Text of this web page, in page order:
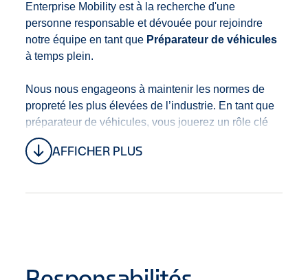
AFFICHER PLUS
Enterprise Mobility est à la recherche d'une
personne responsable et dévouée pour rejoindre
notre équipe en tant que Préparateur de véhicules
à temps plein.
Nous nous engageons à maintenir les normes de
propreté les plus élevées de l’industrie. En tant que
préparateur de véhicules, vous jouerez un rôle clé
dans le respect de cet engagement en appliquant
des pratiques de nettoyage exceptionnelles,
normes élevées de propreté et de sécurité pour la